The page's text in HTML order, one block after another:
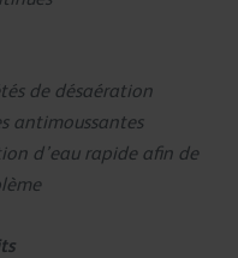
de désaération
antimoussantes
d’eau rapide afin de